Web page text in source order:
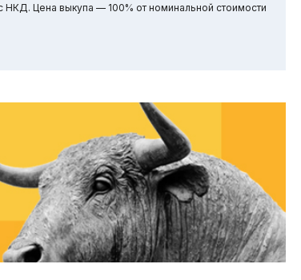
Цена выкупа — 100% от номинальной стоимости